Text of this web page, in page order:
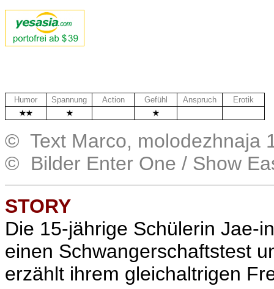
Humor Spannung Action Gefühl Anspruch
Erotik
© Text Marco, molodezhnaja
© Bilder Enter One / Show
STORY
Die 15-jährige Schülerin Jae-
einen Schwangerschaftstest
erzählt ihrem gleichaltrigen